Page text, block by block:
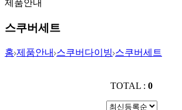
제품안내
스쿠버세트
홈 제품안내 스쿠버다이빙 스쿠버세트
TOTAL : 0